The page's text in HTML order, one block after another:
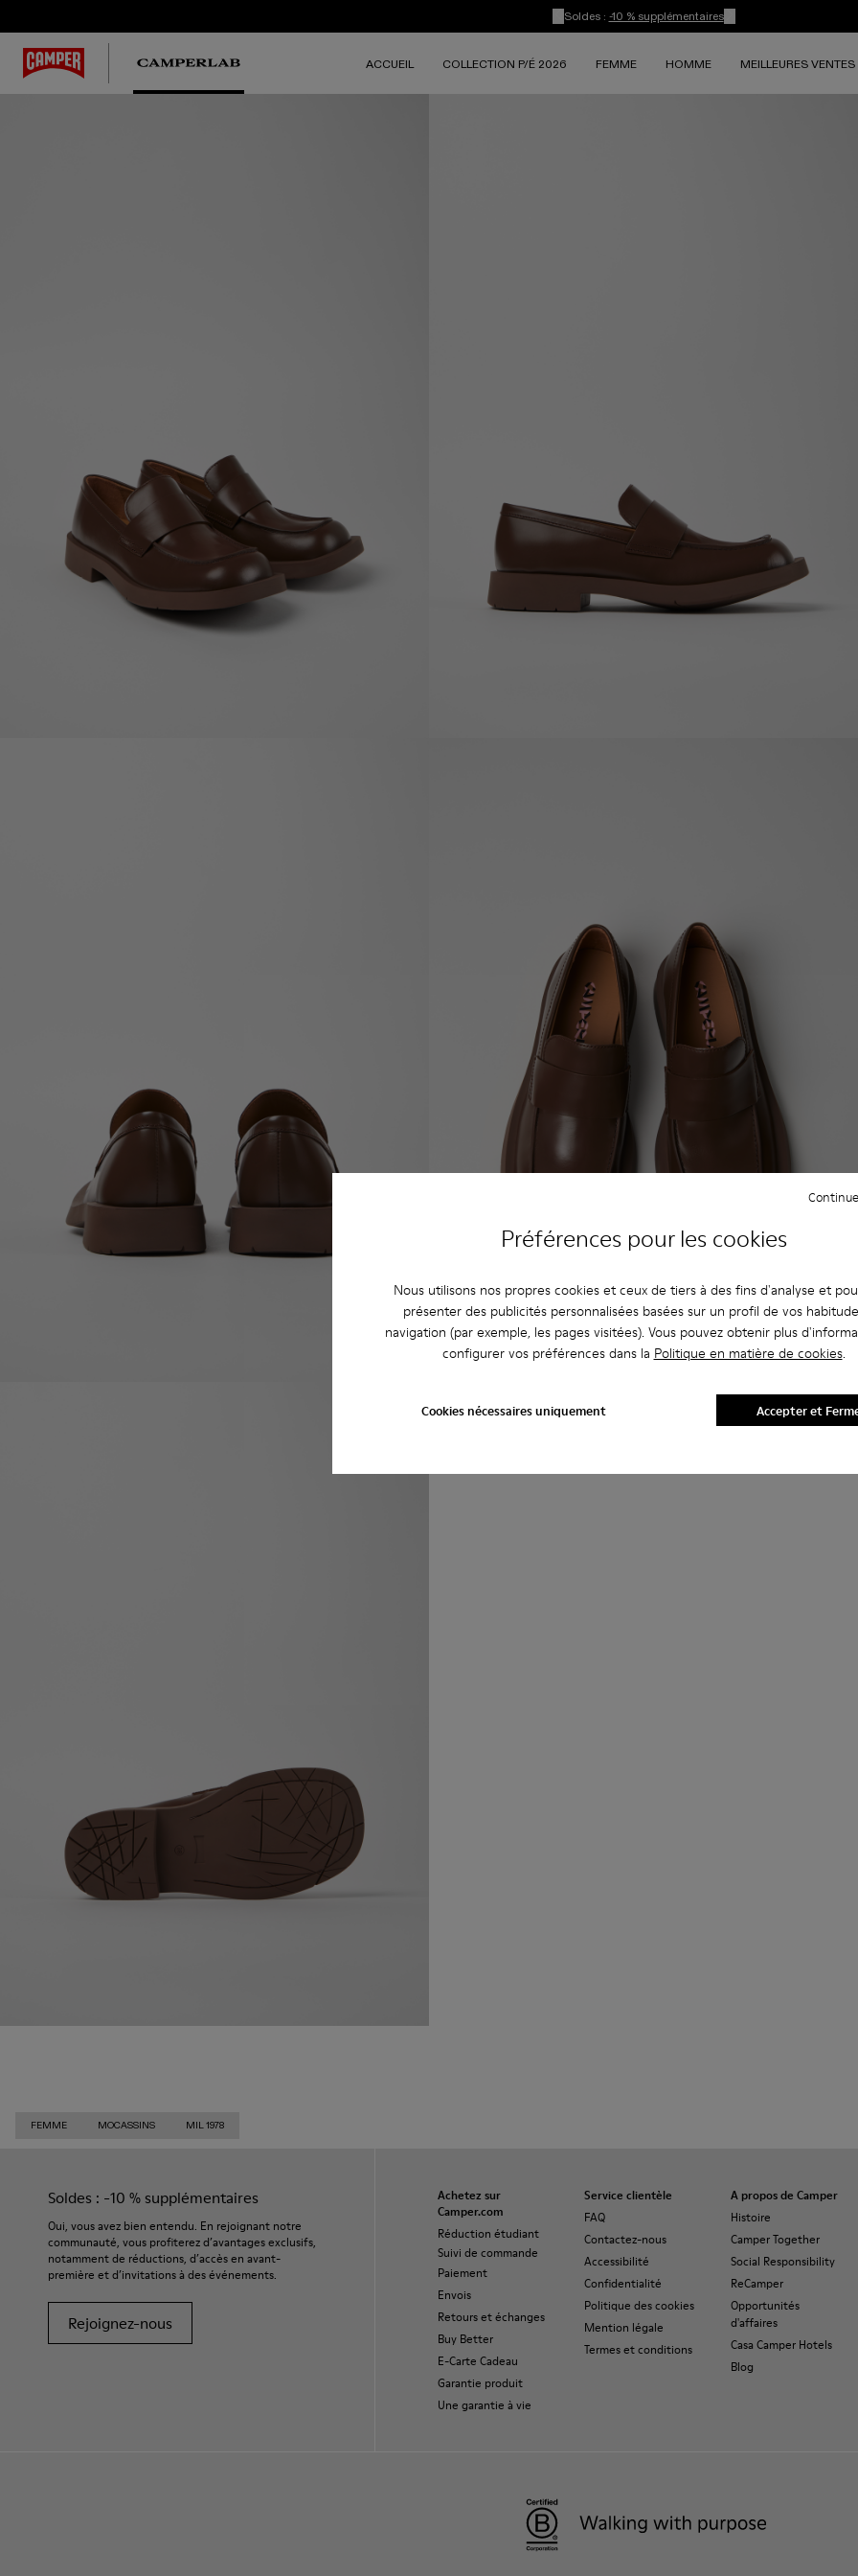
Préférences pour les cookies
Nous utilisons nos propres cookies et ceux de tiers à des fins d'analyse et
présenter des publicités personnalisées basées sur un profil de vos
navigation (par exemple, les pages visitées). Vous pouvez obtenir plus
configurer vos préférences dans la Politique en matière de cookies.
Cookies nécessaires uniquement Accepter et
Soldes : -10 % supplémentaires
ACCUEIL COLLECTION P/É 2026 FEMME HOMME MEILLEURES VENTES
FEMME MOCASSINS MIL 1978
Soldes : -10 % supplémentaires
Oui, vous avez bien entendu. En rejoignant notre
communauté, vous profiterez d’avantages exclusifs,
notamment de réductions, d’accès en avant-
première et d’invitations à des événements.
Rejoignez-nous
Achetez sur
Camper.com
Réduction étudiant
Suivi de commande
Paiement
Envois
Retours et échanges
Buy Better
E-Carte Cadeau
Garantie produit
Une garantie à vie
Service clientèle
FAQ
Contactez-nous
Accessibilité
Confidentialité
Politique des cookies
Mention légale
Termes et conditions
A propos de Camper
Histoire
Camper Together
Social Responsibility
ReCamper
Opportunités
d'affaires
Casa Camper Hotels
Blog